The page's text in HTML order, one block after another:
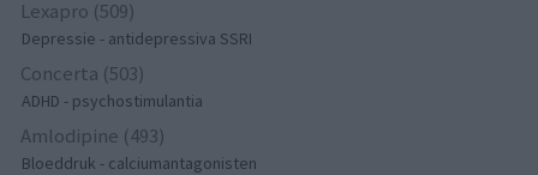
Lexapro (509)
Depressie - antidepressiva SSRI
Concerta (503)
ADHD - psychostimulantia
Amlodipine (493)
Bloeddruk - calciumantagonisten